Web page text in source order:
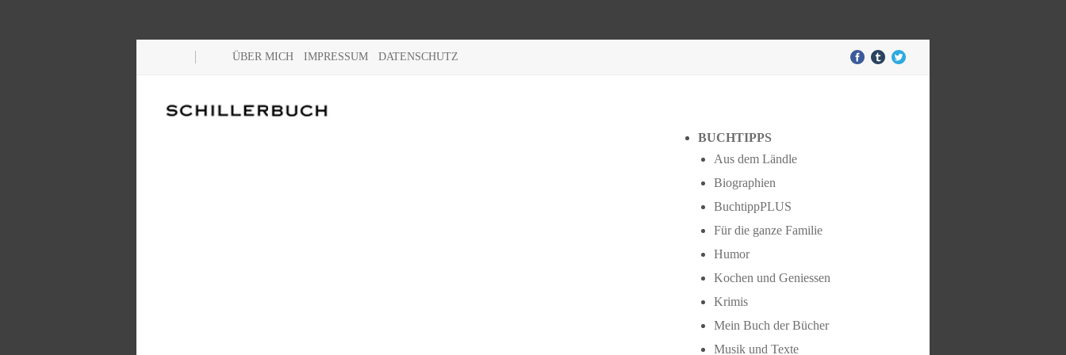
ÜBER MICH IMPRESSUM DATENSCHUTZ
BUCHTIPPS
Aus dem Ländle
Biographien
BuchtippPLUS
Für die ganze Familie
Humor
Kochen und Geniessen
Krimis
Mein Buch der Bücher
Musik und Texte